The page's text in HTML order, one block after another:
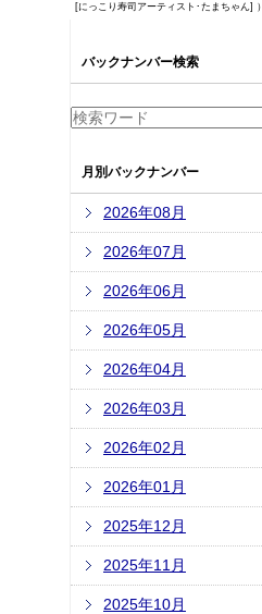
[にっこり寿司アーティスト･たまちゃん] ）
バックナンバー検索
月別バックナンバー
2026年08月
2026年07月
2026年06月
2026年05月
2026年04月
2026年03月
2026年02月
2026年01月
2025年12月
2025年11月
2025年10月